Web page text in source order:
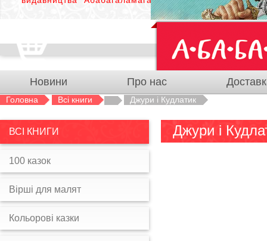
Новини Про нас
Головна Всі книги Джури і Кудлатик
Джури і
ВСІ КНИГИ
100 казок
Вірші для малят
Кольорові казки